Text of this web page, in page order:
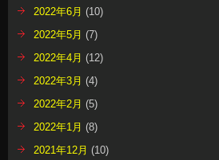
2022年6月 (10)
2022年5月 (7)
2022年4月 (12)
2022年3月 (4)
2022年2月 (5)
2022年1月 (8)
2021年12月 (10)